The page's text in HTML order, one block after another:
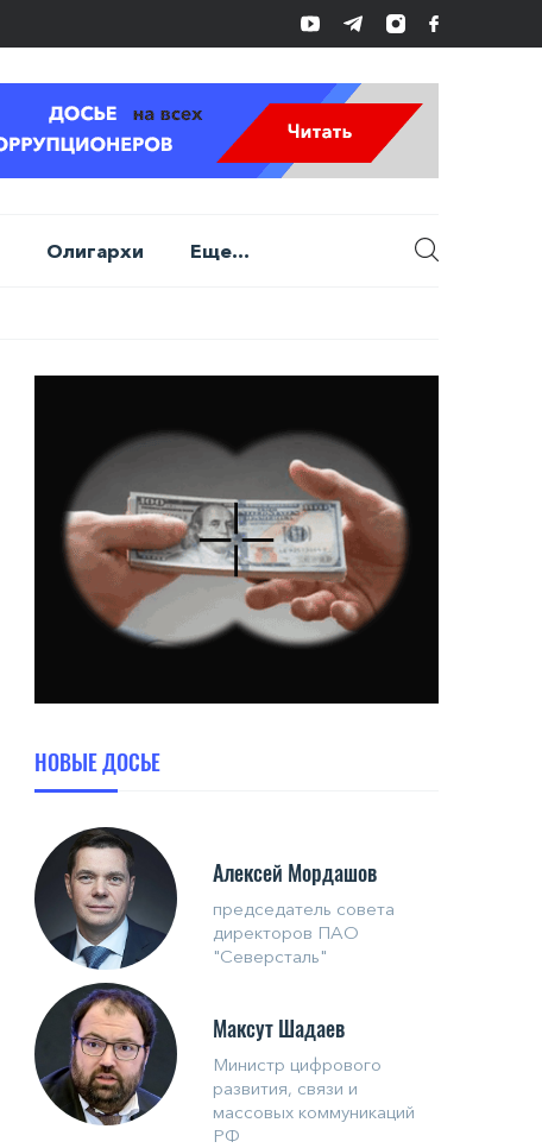
Олигархи Еще...
НОВЫЕ ДОСЬЕ
Алексей Мордашов
председатель совета
директоров ПАО
"Северсталь"
Максут Шадаев
Министр цифрового
развития, связи и
массовых коммуникаций
РФ